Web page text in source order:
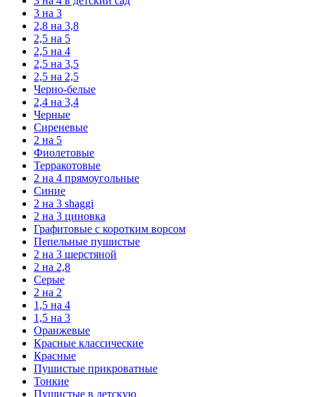
3 на 3
2,8 на 3,8
2,5 на 5
2,5 на 4
2,5 на 3,5
2,5 на 2,5
Черно-белые
2,4 на 3,4
Черные
Сиреневые
2 на 5
Фиолетовые
Терракотовые
2 на 4 прямоугольные
Синие
2 на 3 shaggi
2 на 3 циновка
Графитовые с коротким ворсом
Пепельные пушистые
2 на 3 шерстяной
2 на 2,8
Серые
2 на 2
1,5 на 4
1,5 на 3
Оранжевые
Красные классические
Красные
Пушистые прикроватные
Тонкие
Пушистые в детскую